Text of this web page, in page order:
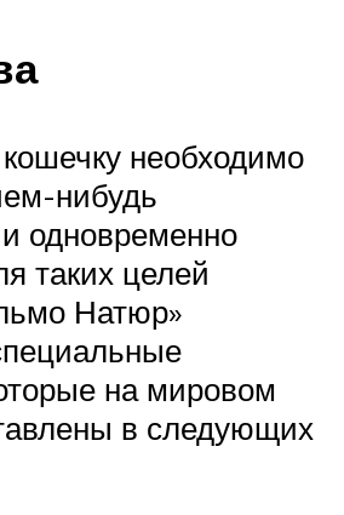
необходимо
нибудь
одновременно
таких целей
Натюр»
на мировом
в следующих